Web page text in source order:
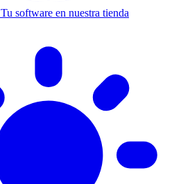
Tu software en nuestra tienda